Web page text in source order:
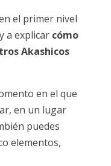
el primer nivel
a explicar cómo
Akashicos
en el que
en un lugar
puedes
elementos,